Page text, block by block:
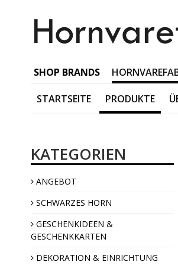
SHOP BRANDS
STARTSEITE PRODUKTE
KATEGORIEN
ANGEBOT
SCHWARZES HORN
GESCHENKIDEEN &
GESCHENKKARTEN
DEKORATION & EINRICHTUNG